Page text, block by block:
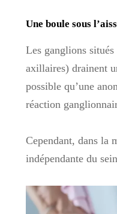
Une boule sous
Les ganglions
axillaires) drainent
possible qu’une
réaction
Cependant, dans la
indépendante du